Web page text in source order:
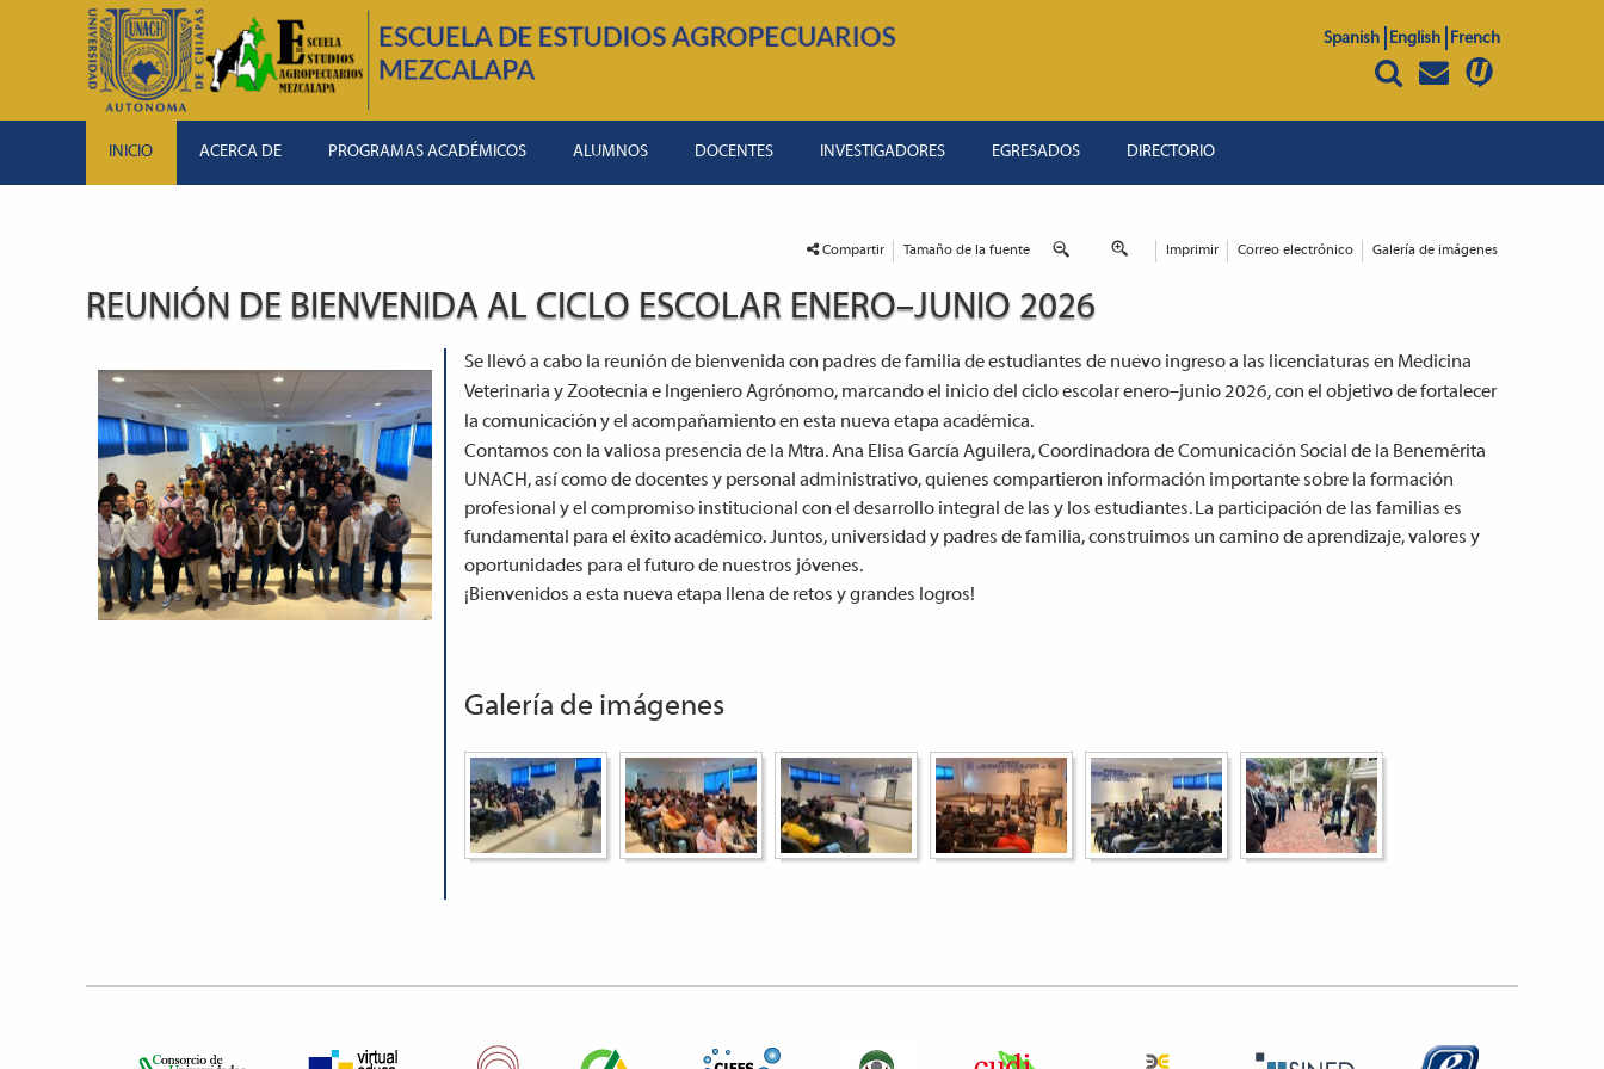
Spanish English French
INICIO ACERCA DE PROGRAMAS ACADÉMICOS ALUMNOS DOCENTES INVESTIGADORES EGRESADOS DIRECTORIO
Compartir Tamaño de la fuente Imprimir Correo electrónico Galería de imágenes
REUNIÓN DE BIENVENIDA AL CICLO ESCOLAR ENERO–JUNIO 2026
Se llevó a cabo la reunión de bienvenida con padres de familia de estudiantes de nuevo ingreso a las licenciaturas en Medicina
Veterinaria y Zootecnia e Ingeniero Agrónomo, marcando el inicio del ciclo escolar enero–junio 2026, con el objetivo de fortalecer
la comunicación y el acompañamiento en esta nueva etapa académica.
Contamos con la valiosa presencia de la Mtra. Ana Elisa García Aguilera, Coordinadora de Comunicación Social de la Benemérita
UNACH, así como de docentes y personal administrativo, quienes compartieron información importante sobre la formación
profesional y el compromiso institucional con el desarrollo integral de las y los estudiantes. La participación de las familias es
fundamental para el éxito académico. Juntos, universidad y padres de familia, construimos un camino de aprendizaje, valores y
oportunidades para el futuro de nuestros jóvenes.
¡Bienvenidos a esta nueva etapa llena de retos y grandes logros!
Galería de imágenes